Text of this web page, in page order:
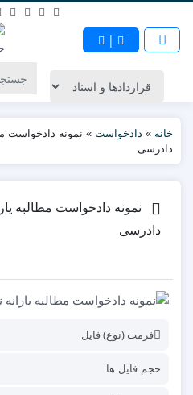
|
خانه » دادخواست » نمونه دادخواست
دادرسی
نمونه دادخواست مطالبه
دادرسی
فرمت (نوع) فایل
حجم فایل ها